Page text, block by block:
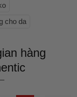
cho da
hàng